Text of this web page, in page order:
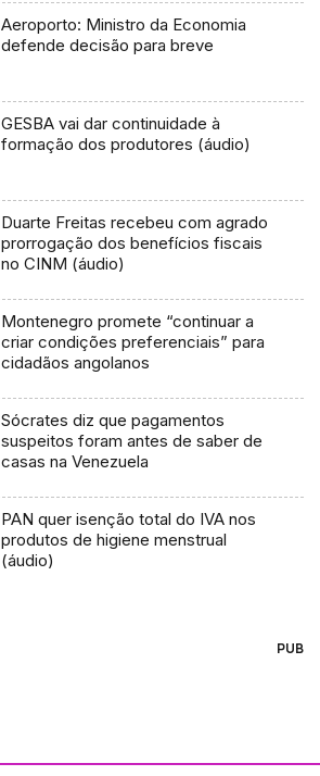
Aeroporto: Ministro da Economia
defende decisão para breve
GESBA vai dar continuidade à
formação dos produtores (áudio)
Duarte Freitas recebeu com agrado
prorrogação dos benefícios fiscais
no CINM (áudio)
Montenegro promete “continuar a
criar condições preferenciais” para
cidadãos angolanos
Sócrates diz que pagamentos
suspeitos foram antes de saber de
casas na Venezuela
PAN quer isenção total do IVA nos
produtos de higiene menstrual
(áudio)
PUB